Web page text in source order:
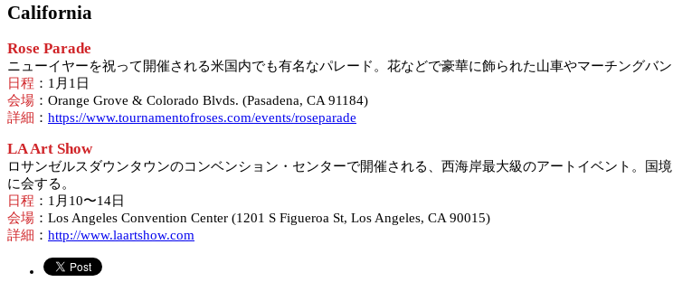
California
Rose Parade
ニューイヤーを祝って開催される米国内でも有名なパレード。花などで豪華に飾られた山車やマーチングバ
日程 ：1月1日
会場 ：Orange Grove & Colorado Blvds. (Pasadena, CA 91184)
詳細 ： https://www.tournamentofroses.com/events/roseparade
LA Art Show
ロサンゼルスダウンタウンのコンベンション・センターで開催される、西海岸最大級のアートイベント。
に会する。
日程 ：1月10〜14日
会場 ：Los Angeles Convention Center (1201 S Figueroa St, Los Angeles, CA 90015)
詳細 ： http://www.laartshow.com